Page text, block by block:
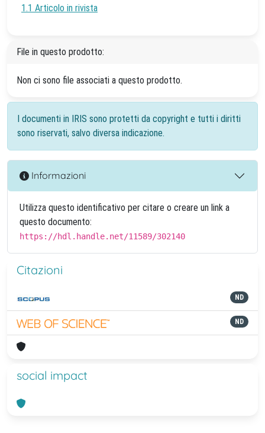
1.1 Articolo in rivista
File in questo prodotto:
Non ci sono file associati a questo prodotto.
I documenti in IRIS sono protetti da copyright e tutti i diritti
sono riservati, salvo diversa indicazione.
Informazioni
Utilizza questo identificativo per citare o creare un link a
questo documento:
https://hdl.handle.net/11589/302140
Citazioni
ND
ND
social impact